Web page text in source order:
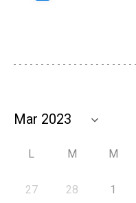
L M M
27 28 1